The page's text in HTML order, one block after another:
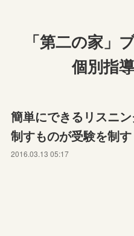
「第二の家」
個別指
簡単にできるリスニ
制すものが受験を制す
2016.03.13 05:17